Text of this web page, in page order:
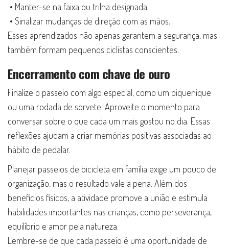
• Manter-se na faixa ou trilha designada.
• Sinalizar mudanças de direção com as mãos.
Esses aprendizados não apenas garantem a segurança, mas
também formam pequenos ciclistas conscientes.
Encerramento com chave de ouro
Finalize o passeio com algo especial, como um piquenique
ou uma rodada de sorvete. Aproveite o momento para
conversar sobre o que cada um mais gostou no dia. Essas
reflexões ajudam a criar memórias positivas associadas ao
hábito de pedalar.
Planejar passeios de bicicleta em família exige um pouco de
organização, mas o resultado vale a pena. Além dos
benefícios físicos, a atividade promove a união e estimula
habilidades importantes nas crianças, como perseverança,
equilíbrio e amor pela natureza.
Lembre-se de que cada passeio é uma oportunidade de